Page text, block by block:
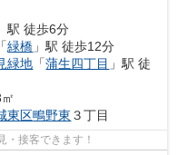
」駅 徒歩6分
「緑橋 」駅 徒歩12分
緑地 「蒲生四丁目 」駅 徒
東区鴫野東 ３丁目
・接客できます！